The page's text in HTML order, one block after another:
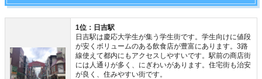
1位：日吉駅
日吉駅は慶応大学生が集う学生街です。学生向けに値段
が安くボリュームのある飲食店が豊富にあります。3路
線使えて都内にもアクセスしやすいです。駅前の商店街
には人通りが多く、にぎわいがあります。住宅街も治安
が良く、住みやすい街です。